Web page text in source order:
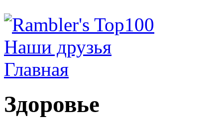
Наши друзья
Главная
Здоровье